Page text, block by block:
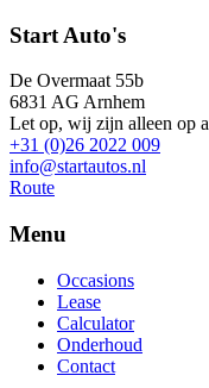
Start Auto's
De Overmaat 55b
6831 AG Arnhem
Let op, wij zijn alleen op
+31 (0)26 2022 009
info@startautos.nl
Route
Menu
Occasions
Lease
Calculator
Onderhoud
Contact